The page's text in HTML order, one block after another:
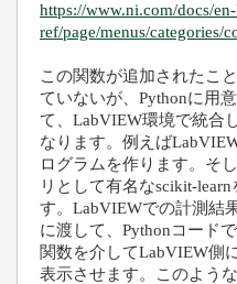
https://www.ni.com/docs/
ref/page/menus/categories/
この関数が追加されたこと
ていないが、Pythonに用
て、 LabVIEW環境で統合
なります。例えば
ログラムを作ります。そ
リとして有名なscikit-learn
す。 LabVIEWでの計測結
に渡して、 Pythonコード
関数を介してLabVIEW側
表示させます。このような